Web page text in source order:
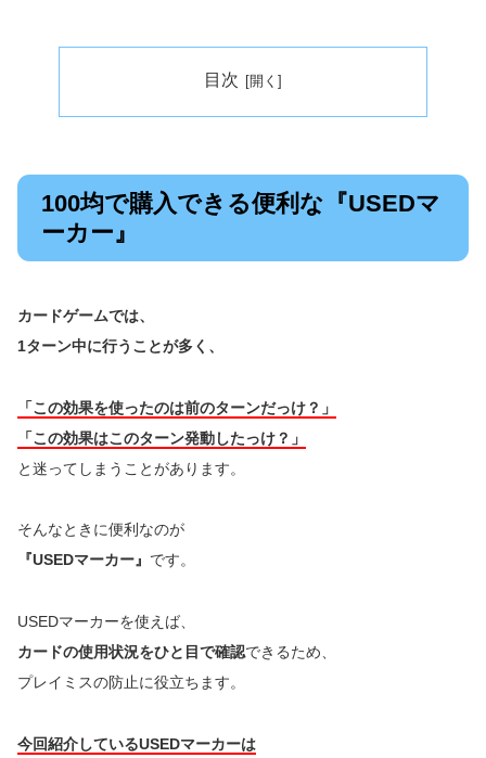
目次
100均で購入できる便利な『USEDマ
ーカー』
カードゲームでは、
1ターン中に行うことが多く、
「この効果を使ったのは前のターンだっけ？」
「この効果はこのターン発動したっけ？」
と迷ってしまうことがあります。
そんなときに便利なのが
『USEDマーカー』 です。
USEDマーカーを使えば、
カードの使用状況をひと目で確認できるため、
プレイミスの防止に役立ちます。
今回紹介しているUSEDマーカーは